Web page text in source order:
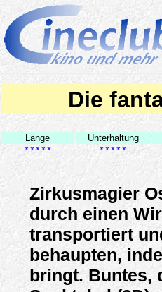
Die
Länge Unterhaltung
*****
*****
Zirkusmagier
durch einen
transportiert
behaupten,
bringt. Buntes,